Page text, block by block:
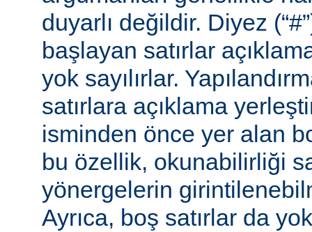
duyarlı değildir. Diyez
başlayan satırlar
yok sayılırlar.
satırlara açıklama
isminden önce yer alan
bu özellik, okunabilirliği
yönergelerin
Ayrıca, boş satırlar da